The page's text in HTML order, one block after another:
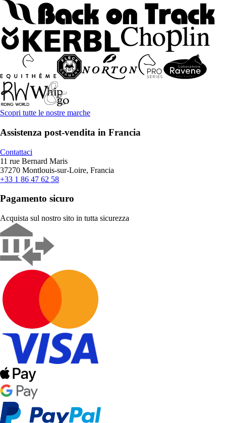
Scopri tutte le nostre marche
Assistenza post-vendita in Francia
Contattaci
11 rue Bernard Maris
37270 Montlouis-sur-Loire, Francia
+33 1 86 47 62 58
Pagamento sicuro
Acquista sul nostro sito in tutta sicurezza